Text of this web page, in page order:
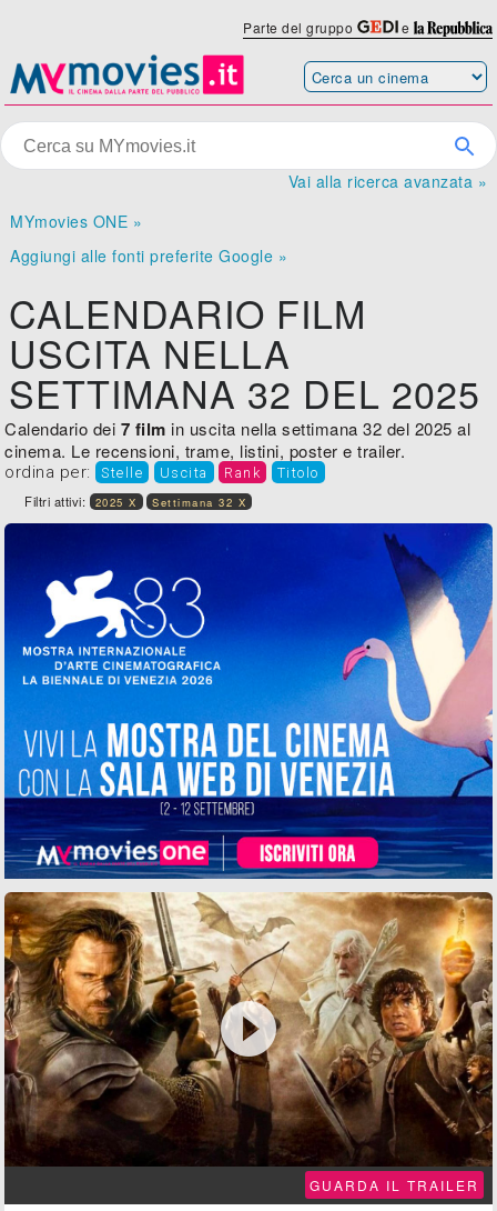
Parte del gruppo e
Vai alla ricerca avanzata »
MYmovies ONE »
Aggiungi alle fonti preferite Google »
CALENDARIO FILM
USCITA NELLA
SETTIMANA 32 DEL 2025
Calendario dei 7 film in uscita nella settimana 32 del 2025 al
cinema. Le recensioni, trame, listini, poster e trailer.
ordina per: Stelle Uscita Rank Titolo
Filtri attivi: 2025 X Settimana 32 X

GUARDA IL TRAILER